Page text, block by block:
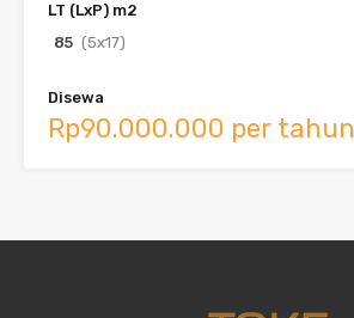
LT (LxP) m2
85 (5x17)
Disewa
Rp90.000.000 per tahun